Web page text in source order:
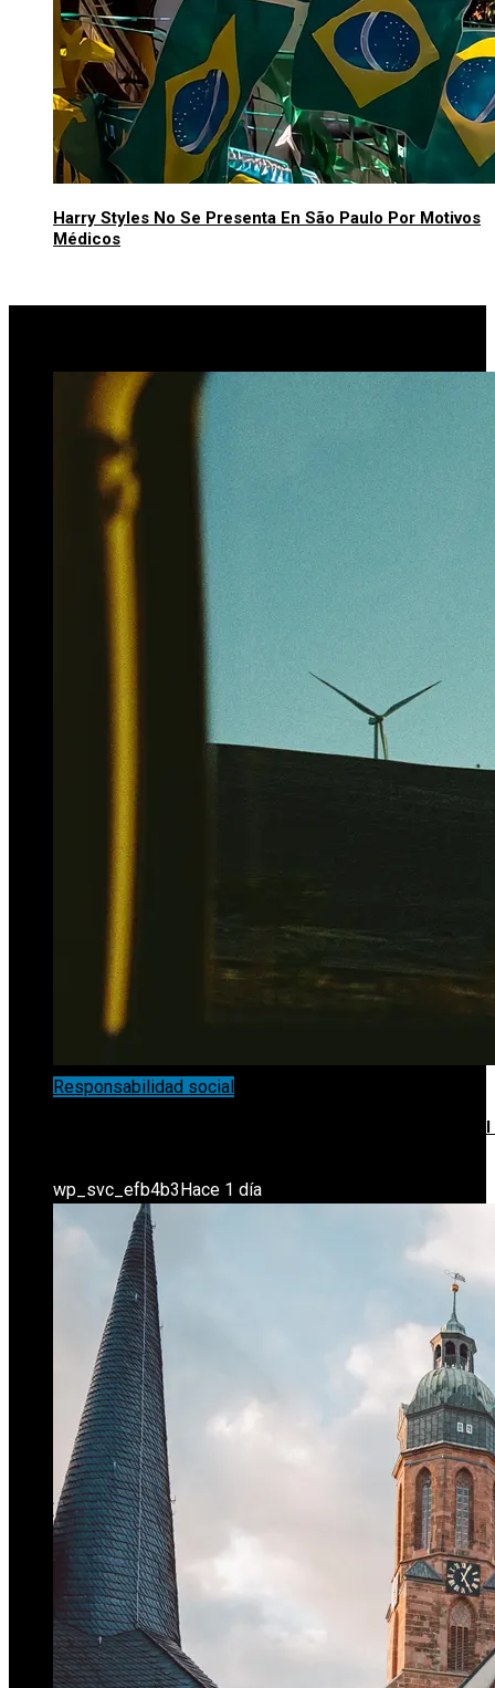
Harry Styles No Se Presenta En São Paulo Por Motivos
Médicos
Responsabilidad social
La Conferencia De Estocolmo Y La Coordinación Global
wp_svc_efb4b3Hace 1 día